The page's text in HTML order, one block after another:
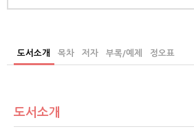
도서소개 목차 저자 부록/예제 정오표
도서소개